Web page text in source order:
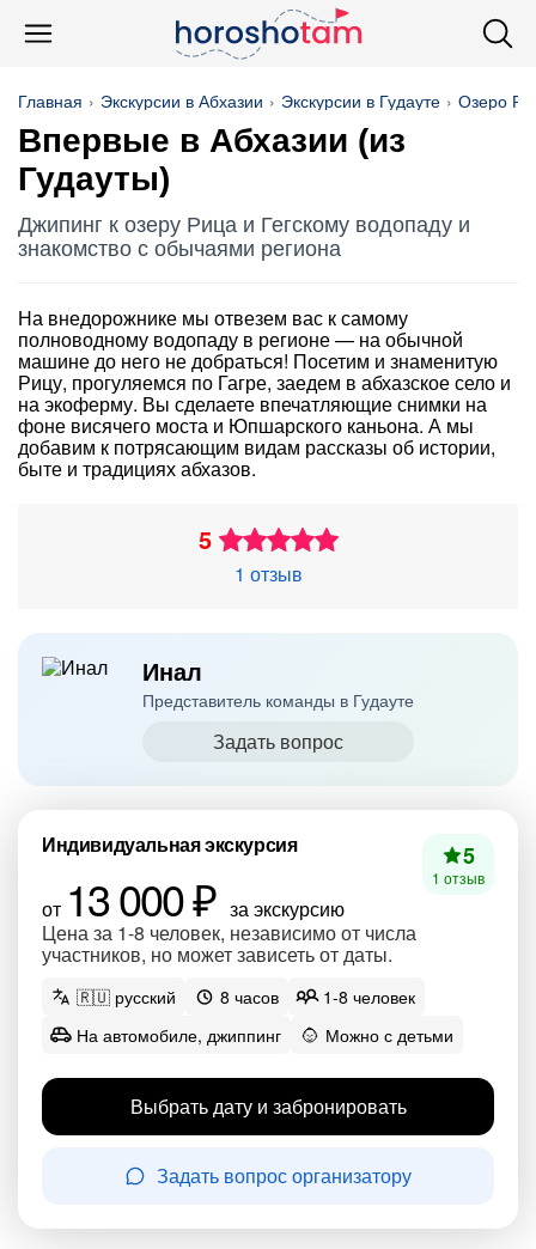
Главная Экскурсии в Абхазии Экскурсии в Гудауте Озеро
Впервые в Абхазии (из
Гудауты)
Джипинг к озеру Рица и Гегскому водопаду и
знакомство с обычаями региона
На внедорожнике мы отвезем вас к самому
полноводному водопаду в регионе — на обычной
машине до него не добраться! Посетим и знаменитую
Рицу, прогуляемся по Гагре, заедем в абхазское село и
на экоферму. Вы сделаете впечатляющие снимки на
фоне висячего моста и Юпшарского каньона. А мы
добавим к потрясающим видам рассказы об истории,
быте и традициях абхазов.
5
1 отзыв
Инал
Представитель команды в Гудауте
Задать вопрос
Индивидуальная экскурсия
от 13 000 ₽ за экскурсию
Цена за 1-8 человек, независимо от числа
участников, но может зависеть от даты.
5
1 отзыв
🇷🇺 русский 8 часов
1-8 человек
На автомобиле, джиппинг
Можно с детьми
Выбрать дату и забронировать
Задать вопрос организатору